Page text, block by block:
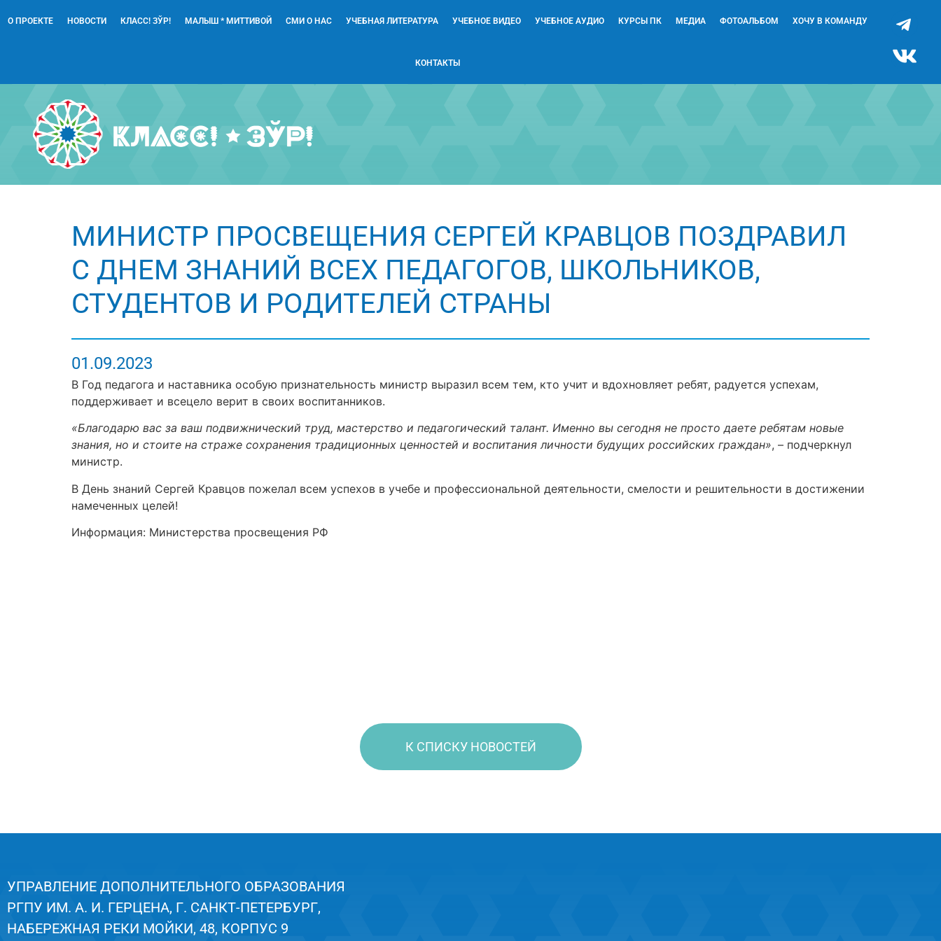
О ПРОЕКТЕ НОВОСТИ КЛАСС! ЗЎР! МАЛЫШ * МИТТИВОЙ СМИ О НАС УЧЕБНАЯ ЛИТЕРАТУРА УЧЕБНОЕ ВИДЕО УЧЕБНОЕ АУДИО КУРСЫ ПК МЕДИА ФОТОАЛЬБОМ ХОЧУ В КОМАНДУ
КОНТАКТЫ
МИНИСТР ПРОСВЕЩЕНИЯ СЕРГЕЙ КРАВЦОВ ПОЗДРАВИЛ
С ДНЕМ ЗНАНИЙ ВСЕХ ПЕДАГОГОВ, ШКОЛЬНИКОВ,
СТУДЕНТОВ И РОДИТЕЛЕЙ СТРАНЫ
01.09.2023
В Год педагога и наставника особую признательность министр выразил всем тем, кто учит и вдохновляет ребят, радуется успехам,
поддерживает и всецело верит в своих воспитанников.
«Благодарю вас за ваш подвижнический труд, мастерство и педагогический талант. Именно вы сегодня не просто даете ребятам новые
знания, но и стоите на страже сохранения традиционных ценностей и воспитания личности будущих российских граждан», – подчеркнул
министр.
В День знаний Сергей Кравцов пожелал всем успехов в учебе и профессиональной деятельности, смелости и решительности в достижении
намеченных целей!
Информация: Министерства просвещения РФ
К СПИСКУ НОВОСТЕЙ
УПРАВЛЕНИЕ ДОПОЛНИТЕЛЬНОГО ОБРАЗОВАНИЯ
РГПУ ИМ. А. И. ГЕРЦЕНА, Г. САНКТ-ПЕТЕРБУРГ,
НАБЕРЕЖНАЯ РЕКИ МОЙКИ, 48, КОРПУС 9